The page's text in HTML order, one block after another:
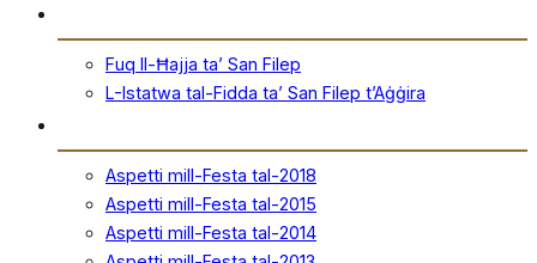
Fuq Il-Ħajja ta’ San Filep
L-Istatwa tal-Fidda ta’ San Filep t’Aġġira
Aspetti mill-Festa tal-2018
Aspetti mill-Festa tal-2015
Aspetti mill-Festa tal-2014